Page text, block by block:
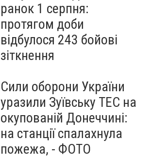
ранок 1 серпня:
протягом доби
відбулося 243 бойові
зіткнення
Сили оборони України
уразили Зуївську ТЕС на
окупованій Донеччині:
на станції спалахнула
пожежа, - ФОТО